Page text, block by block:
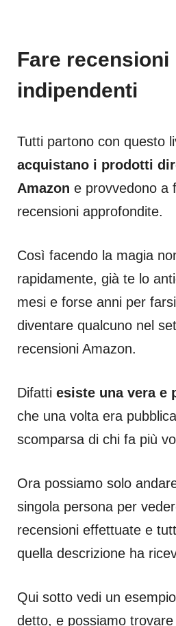
Fare recensioni
indipendenti
Tutti partono con questo
acquistano i prodotti
Amazon e provvedono a
recensioni approfondite.
Così facendo la magia
rapidamente, già te lo
mesi e forse anni per
diventare qualcuno nel
recensioni Amazon.
Difatti esiste una vera e
che una volta era
scomparsa di chi fa più
Ora possiamo solo
singola persona per
recensioni effettuate e
quella descrizione ha
Qui sotto vedi un
detto, e possiamo